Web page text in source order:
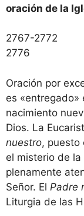
oración de la
2767-2772
2776
Oración por
es «entregado»
nacimiento
Dios. La
nuestro, puesto
el misterio de
plenamente
Señor. El Padre
Liturgia de las